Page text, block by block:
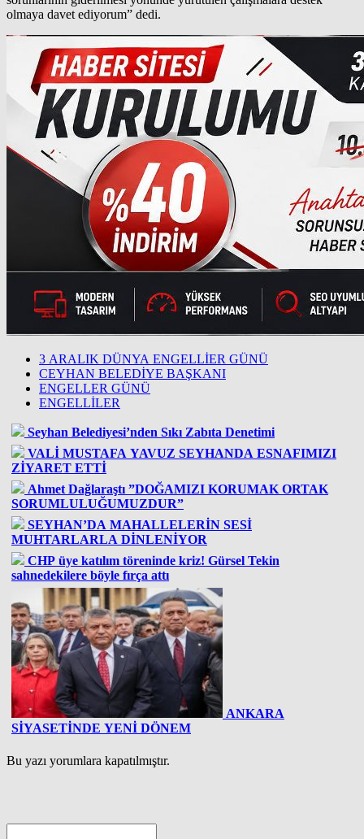
olmaya davet ediyorum” dedi.
3 ARALIK DÜNYA ENGELLİER GÜNÜ
CEYHAN BELEDİYE BAŞKANI
ENGELLER GÜNÜ
ENGELLİLER
Seyhan Belediyesi’nden Sıkı Zabıta Denetimi
VALİ MUSTAFA YAVUZ SEYHANDA ESNAFIMIZI
ZİYARET ETTİ
Ahmet Dağlaraştı ”DOĞAMIZI KORUMAK ORTAK
SORUMLULUĞUMUZDUR”
SEYHAN’DA MAHALLELERİN SESİ
MUHTARLARLA DİNLENİYOR
CHP üye katılım töreninde kriz! Gürsel Tekin
sahnedekilere böyle fırça attı
ANKARA
SİYASETİNDE YENİ DÖNEM
Bu yazı yorumlara kapatılmıştır.